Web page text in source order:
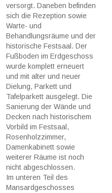
versorgt. Daneben befinden
sich die Rezeption sowie
Warte- und
Behandlungsräume und der
historische Festsaal. Der
Fußboden im Erdgeschoss
wurde komplett erneuert
und mit alter und neuer
Dielung, Parkett und
Tafelparkett ausgelegt. Die
Sanierung der Wände und
Decken nach historischem
Vorbild im Festsaal,
Rosenholzzimmer,
Damenkabinett sowie
weiterer Räume ist noch
nicht abgeschlossen.
Im unteren Teil des
Mansardgeschosses